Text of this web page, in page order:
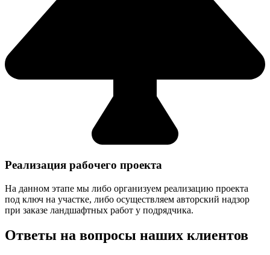
Реализация рабочего проекта
На данном этапе мы либо организуем реализацию проекта
под ключ на участке, либо осуществляем авторский надзор
при заказе ландшафтных работ у подрядчика.
Ответы на вопросы наших клиентов